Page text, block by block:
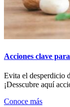
Acciones clave
Evita el desperdicio
¡Desscubre aquí
Conoce más